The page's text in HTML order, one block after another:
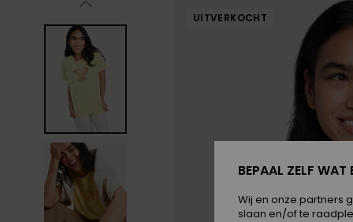
UITVERKOCHT
BEPAAL ZELF WAT
Wij en onze partners
slaan en/of te